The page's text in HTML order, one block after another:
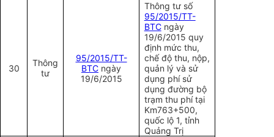
30
Thông
tư
95/2015/TT-
BTC ngày
19/6/2015
Thông tư số
95/2015/TT-
BTCngày
19/6/2015 quy
định mức thu,
chế độ thu, nộp,
quản lý và sử
dụng phí sử
dụng đường bộ
trạm thu phí tại
Km763+500,
quốc lộ 1, tỉnh
Quảng Trị